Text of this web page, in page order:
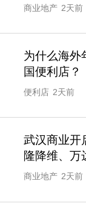
商业地产 2天前
为什么海外
国便利店？
便利店 2天前
武汉商业开
隆降维、万
商业地产 2天前